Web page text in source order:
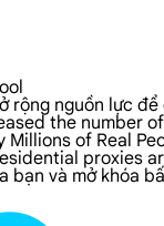
rộng nguồn lực
the number
Millions of Real
proxies
và mở khóa